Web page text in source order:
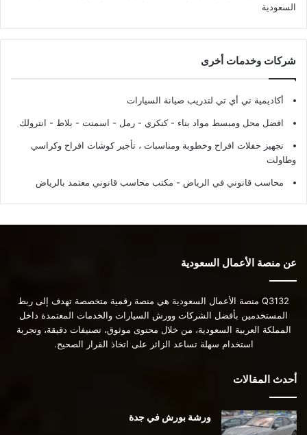
السعودية
شركات وخدمات أخرى
أكاديمية تي أي تي لتدريب صيانة السيارات
افضل محل ومبسط مواد بناء - كنكري - رمل - اسمنت - بلاط - انترولك
تجهيز حفلات افراح وخطوبة ومناسبات ، تأجير كوشات افراح وكراسي
وطاولت
محاسب قانوني في الرياض - مكتب محاسب قانوني معتمد بالرياض
عن منصة الأعمال السعودية
Q3132 منصة الأعمال السعودية هي منصة رقمية متخصصة تهدف إلى ربط
المستخدمين بأفضل الشركات وورش السيارات والخدمات المعتمدة داخل
المملكة العربية السعودية، من خلال محتوى موثوق، تصنيفات دقيقة، وتجربة
استخدام سهلة تساعد الزائر على اتخاذ القرار الصحيح.
أحدث المقالات
ورشة بورش في جدة